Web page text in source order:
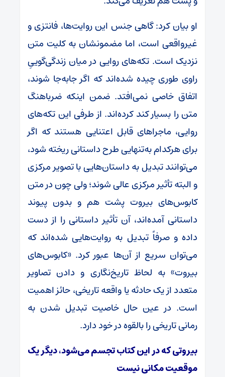
او بیان کرد: گاهی جنس این روایت‌ها، فانتزی و
غیرواقعی است، اما مضمونشان به کلیت متن
نزدیک است. تکه‌های روایی در میان زندگی‌گوییِ
راوی طوری چیده شده‌اند که اگر جابه‌جا شوند،
اتفاق خاصی نمی‌افتد. ضمن اینکه ضرباهنگ
متن را بسیار کند کرده‌اند. از طرفی این تکه‌های
روایی، ماجراهای قابل اعتنایی هستند که اگر
برای هرکدام به‌تنهایی طرح داستانی ریخته شود،
می‌توانند تبدیل به داستان‌هایی با تصویر مرکزی
و البته تأثیر مرکزی عالی شوند؛ ولی چون در متن
کابوس‌های بیروت پشت هم و بدون پیوند
داستانی آمده‌اند، آن تأثیر داستانی را از دست
داده و صرفاً تبدیل به روایت‌هایی شده‌اند که
می‌توان سریع از آن‌ها عبور کرد. «کابوس‌های
بیروت» به لحاظ تاریخ‌نگاری و دادن تصاویر
متعدد از یک حادثه یا واقعه تاریخی، حائز اهمیت
است. در عین حال خاصیت تبدیل شدن به
رمانی تاریخی را بالقوه در خود دارد.
بیروتی که در این کتاب تجسم می‌شود، دیگر یک
موقعیت مکانی نیست